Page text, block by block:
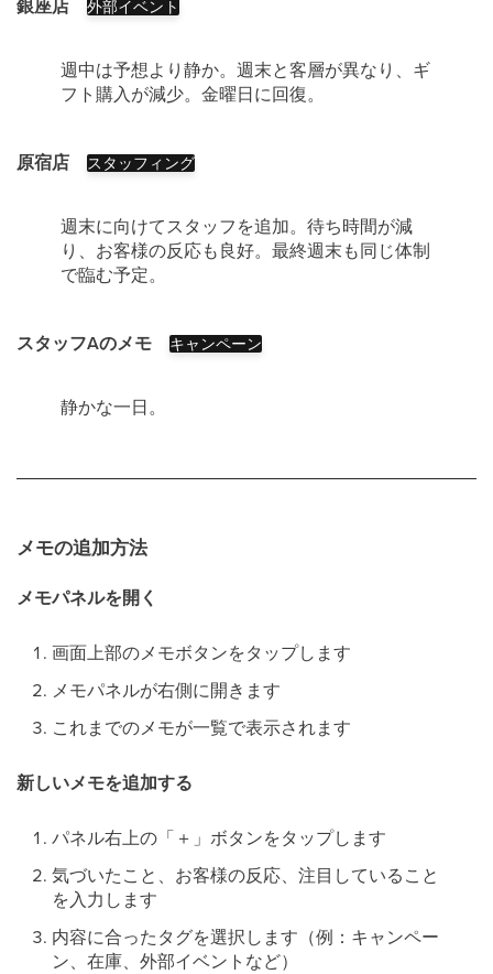
銀座店 外部イベント
週中は予想より静か。週末と客層が異なり、ギ
フト購入が減少。金曜日に回復。
原宿店 スタッフィング
週末に向けてスタッフを追加。待ち時間が減
り、お客様の反応も良好。最終週末も同じ体制
で臨む予定。
スタッフAのメモ キャンペーン
静かな一日。
メモの追加方法
メモパネルを開く
画面上部のメモボタンをタップします
メモパネルが右側に開きます
これまでのメモが一覧で表示されます
新しいメモを追加する
パネル右上の「＋」ボタンをタップします
気づいたこと、お客様の反応、注目していること
を入力します
内容に合ったタグを選択します（例：キャンペー
ン、在庫、外部イベントなど）